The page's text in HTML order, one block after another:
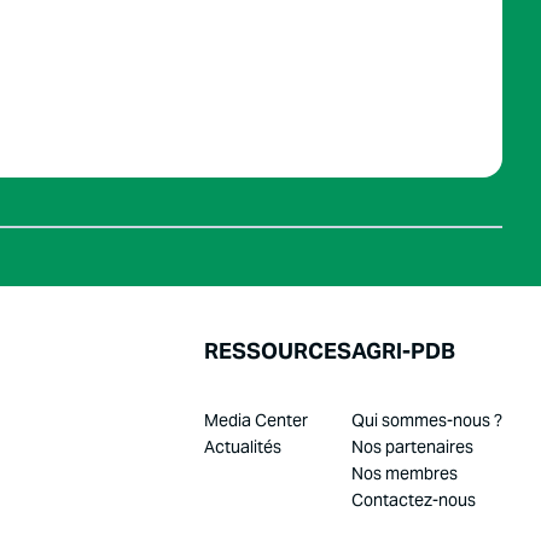
RESSOURCES
Media Center
Actualités
AGRI-PDB
Qui sommes-nous ?
Nos partenaires
Nos membres
Contactez-nous